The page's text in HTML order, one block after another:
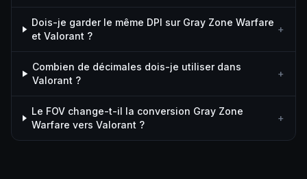
Dois-je garder le même DPI sur Gray Zone Warfare
et Valorant ?
+
Combien de décimales dois-je utiliser dans
Valorant ?
+
Le FOV change-t-il la conversion Gray Zone
Warfare vers Valorant ?
+